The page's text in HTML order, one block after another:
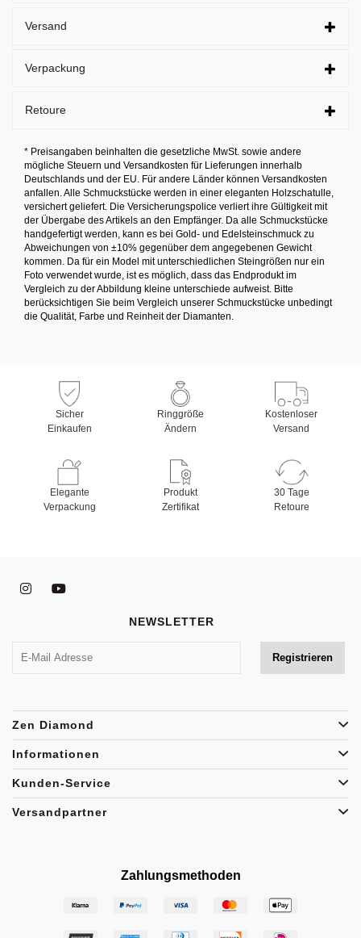
Versand
Verpackung
Retoure
* Preisangaben beinhalten die gesetzliche MwSt. sowie andere
mögliche Steuern und Versandkosten für Lieferungen innerhalb
Deutschlands und der EU. Für andere Länder können Versandkosten
anfallen. Alle Schmuckstücke werden in einer eleganten Holzschatulle,
versichert geliefert. Die Versicherungspolice verliert ihre Gültigkeit mit
der Übergabe des Artikels an den Empfänger. Da alle Schmuckstücke
handgefertigt werden, kann es bei Gold- und Edelsteinschmuck zu
Abweichungen von ±10% gegenüber dem angegebenen Gewicht
kommen. Da für ein Model mit unterschiedlichen Steingrößen nur ein
Foto verwendet wurde, ist es möglich, dass das Endprodukt im
Vergleich zu der Abbildung kleine unterschiede aufweist. Bitte
berücksichtigen Sie beim Vergleich unserer Schmuckstücke unbedingt
die Qualität, Farbe und Reinheit der Diamanten.
Sicher
Einkaufen
Ringgröße
Ändern
Kostenloser
Versand
Elegante
Verpackung
Produkt
Zertifikat
30 Tage
Retoure
NEWSLETTER
Zen Diamond
Informationen
Kunden-Service
Versandpartner
Zahlungsmethoden